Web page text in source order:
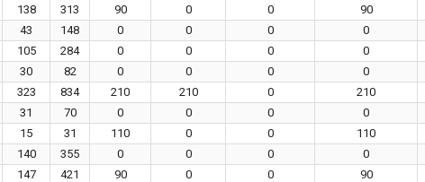
138 313 90 0 0 90
43 148 0 0 0 0
105 284 0 0 0 0
30 82 0 0 0 0
323 834 210 210 0 210
31 70 0 0 0 0
15 31 110 0 0 110
140 355 0 0 0 0
147 421 90 0 0 90